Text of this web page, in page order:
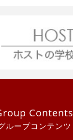
Contents
ループコンテンツ